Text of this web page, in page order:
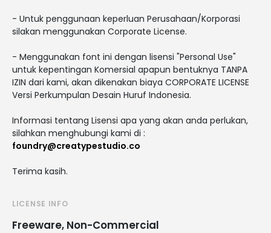
- Untuk penggunaan keperluan Perusahaan/Korporasi
silakan menggunakan Corporate License.
- Menggunakan font ini dengan lisensi "Personal Use"
untuk kepentingan Komersial apapun bentuknya TANPA
IZIN dari kami, akan dikenakan biaya CORPORATE LICENSE
Versi Perkumpulan Desain Huruf Indonesia.
Informasi tentang Lisensi apa yang akan anda perlukan,
silahkan menghubungi kami di :
foundry@creatypestudio.co
Terima kasih.
LICENSE INFO
Freeware, Non-Commercial